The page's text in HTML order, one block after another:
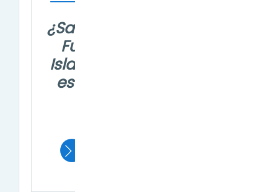
¿Sabías que Tierra del
Fuego, Antártida e
Islas del Atlántico Sur
es la provincia más